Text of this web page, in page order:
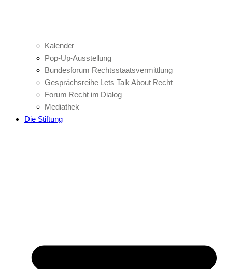
Kalender
Pop-Up-Ausstellung
Bundesforum Rechtsstaatsvermittlung
Gesprächsreihe Lets Talk About Recht
Forum Recht im Dialog
Mediathek
Die Stiftung